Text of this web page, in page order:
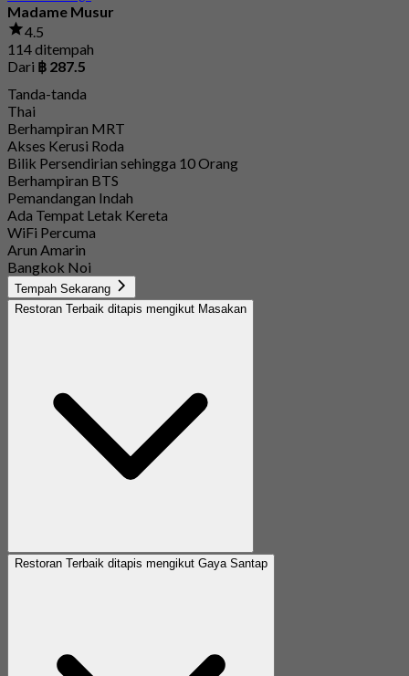
Madame Musur
4.5
114 ditempah
Dari ฿ 287.5
Tanda-tanda
Thai
Berhampiran MRT
Akses Kerusi Roda
Bilik Persendirian sehingga 10 Orang
Berhampiran BTS
Pemandangan Indah
Ada Tempat Letak Kereta
WiFi Percuma
Arun Amarin
Bangkok Noi
Tempah Sekarang
Restoran Terbaik ditapis mengikut Masakan
Restoran Terbaik ditapis mengikut Gaya Santap